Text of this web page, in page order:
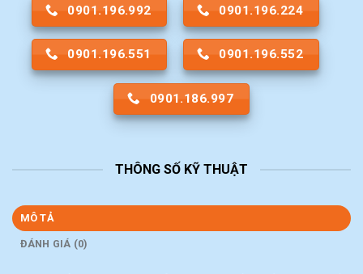
0901.196.992 0901.196.224
0901.196.551 0901.196.552
0901.186.997
THÔNG SỐ KỸ THUẬT
MÔ TẢ
ĐÁNH GIÁ (0)